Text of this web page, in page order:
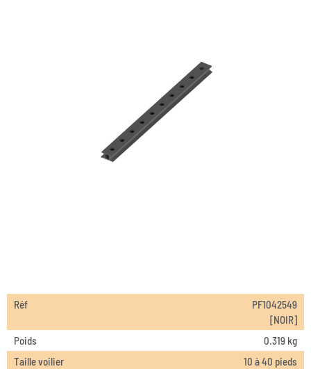
Réf
PF1042549
[NOIR]
Poids
0.319 kg
Taille voilier
10 à 40 pieds